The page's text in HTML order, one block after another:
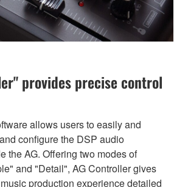
provides precise control
allows users to easily and
configure the DSP audio
the AG. Offering two modes of
and "Detail", AG Controller gives
production experience detailed